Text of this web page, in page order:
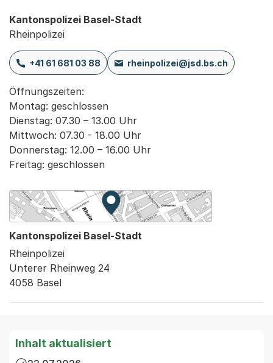
Kantonspolizei Basel-Stadt
Rheinpolizei
+41 61 681 03 88 rheinpolizei@jsd.bs.ch
Öffnungszeiten:
Montag: geschlossen
Dienstag: 07.30 – 13.00 Uhr
Mittwoch: 07.30 - 18.00 Uhr
Donnerstag: 12.00 – 16.00 Uhr
Zur Karte von MapBS.
Externer Link, wird in einem
Kantonspolizei Basel-Stadt
Rheinpolizei
Unterer Rheinweg 24
4058 Basel
Inhalt aktualisiert